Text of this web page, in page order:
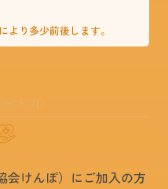
り多少前後します。
会けんぽ）にご加入の方